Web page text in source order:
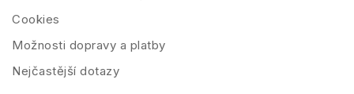
Cookies
Možnosti dopravy a platby
Nejčastější dotazy